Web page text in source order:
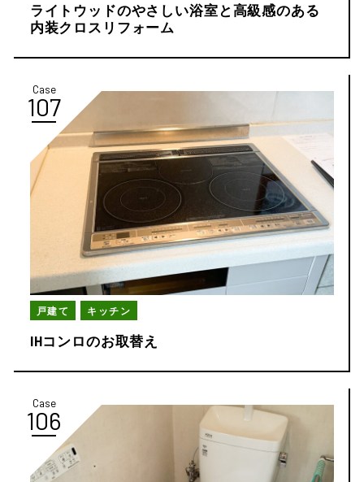
ライトウッドのやさしい浴室と高級感のある
内装クロスリフォーム
Case
107
戸建て キッチン
IHコンロのお取替え
Case
106